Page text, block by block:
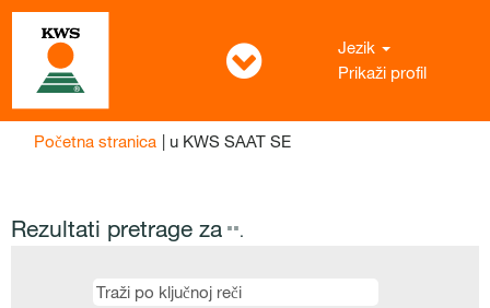
Jezik
Prikaži profil
Početna stranica | u KWS SAAT SE(trenutna
Rezultati pretrage za "".